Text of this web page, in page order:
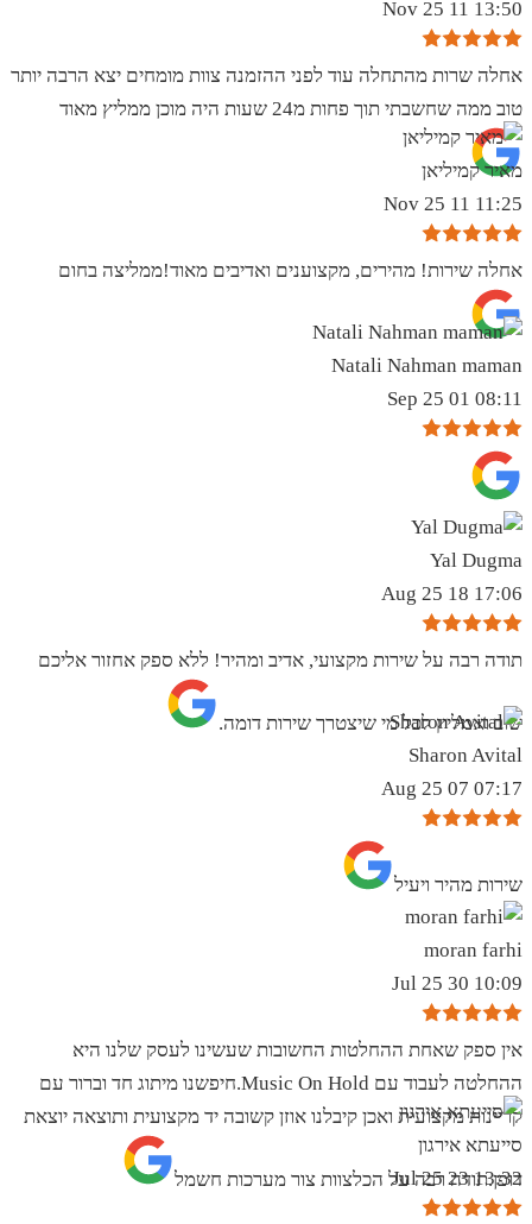
13:50 11 Nov 25
אחלה שרות מהתחלה עוד לפני ההזמנה צוות מומחים יצא הרבה יותר
טוב ממה שחשבתי תוך פחות מ24 שעות היה מוכן ממליץ מאוד
מאיר קמיליאן
11:25 11 Nov 25
אחלה שירות! מהירים, מקצוענים ואדיבים מאוד!ממליצה בחום
Natali Nahman maman
08:11 01 Sep 25
Yal Dugma
17:06 18 Aug 25
תודה רבה על שירות מקצועי, אדיב ומהיר! ללא ספק אחזור אליכם
שוב ואמליץ לכל מי שיצטרך שירות דומה.
Sharon Avital
07:17 07 Aug 25
שירות מהיר ויעיל
moran farhi
10:09 30 Jul 25
אין ספק שאחת ההחלטות החשובות שעשינו לעסק שלנו היא
ההחלטה לעבוד עם Music On Hold.חיפשנו מיתוג חד וברור עם
קריינות מקצועית ואכן קיבלנו אוזן קשובה יד מקצועית ותוצאה יוצאת
דופן.תודה רבה על הכלצוות צור מערכות חשמל
סייעתא אירגון
13:32 23 Jul 25